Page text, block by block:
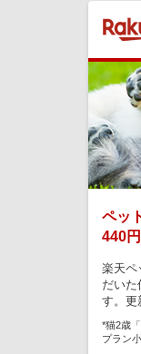
ペッ
440
楽天ペ
だいた
す。更
*猫2歳
プラン